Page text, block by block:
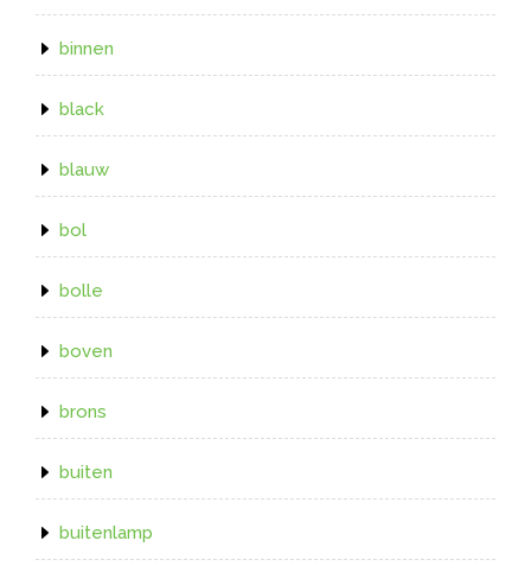
binnen
black
blauw
bol
bolle
boven
brons
buiten
buitenlamp